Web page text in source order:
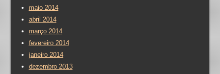
maio 2014
abril 2014
março 2014
fevereiro 2014
janeiro 2014
dezembro 2013